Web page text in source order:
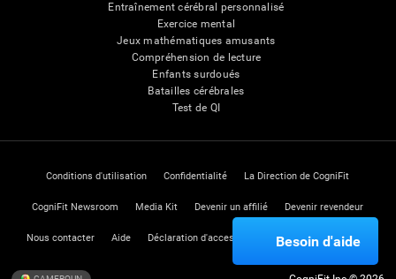
Entraînement cérébral personnalisé
Exercice mental
Jeux mathématiques amusants
Compréhension de lecture
Enfants surdoués
Batailles cérébrales
Test de QI
Conditions d'utilisation Confidentialité La Direction de CogniFit
CogniFit Newsroom Media Kit Devenir un affilié Devenir revendeur
Nous contacter Aide Déclaration d'accessibilité Centre de Confiance
Besoin d'aide